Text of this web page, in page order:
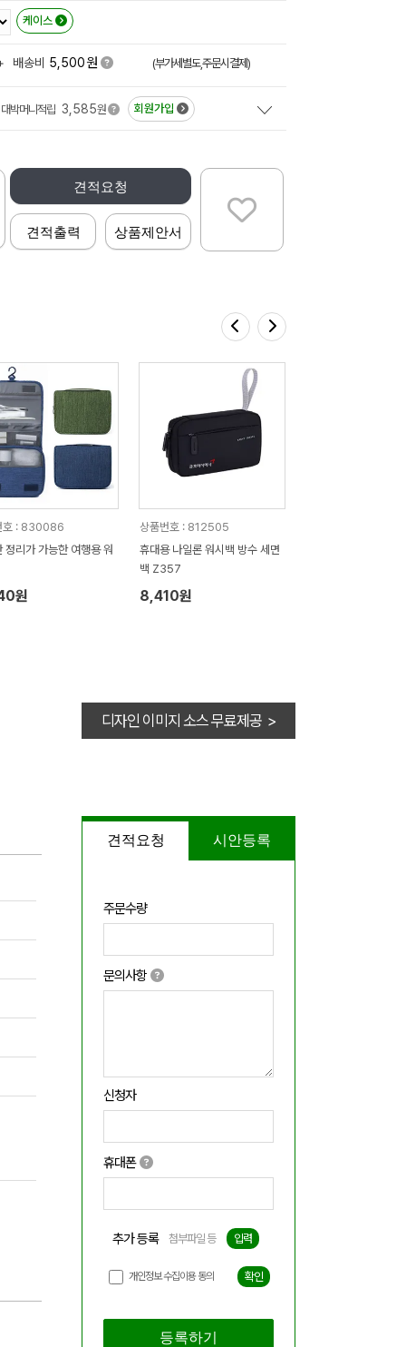
케이스
배송비 5,500원 (부가세별도,주문시결제)
대박머니적립 3,585원 회원가입
견적요청
견적출력 상품제안서
호 : 830086
정리가 가능한 여행용 워
원
상품번호 : 812505
휴대용 나일론 워시백 방수 세면
백 Z357
8,410원
디자인 이미지 소스 무료제공 >
견적요청 시안등록
주문수량
문의사항
신청자
휴대폰
추가 등록 첨부파일 등 입력
개인정보 수집이용 동의 확인
등록하기